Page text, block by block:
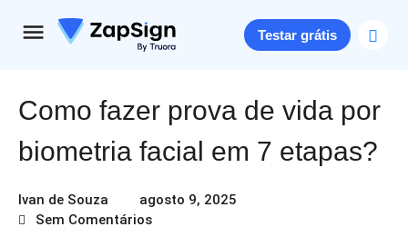
Testar grátis
Como fazer prova de vida por
biometria facial em 7 etapas?
Ivan de Souza
agosto 9, 2025
Sem Comentários